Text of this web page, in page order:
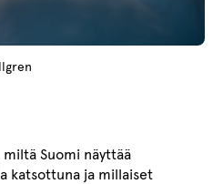
Suomi näyttää
katsottuna ja millaiset